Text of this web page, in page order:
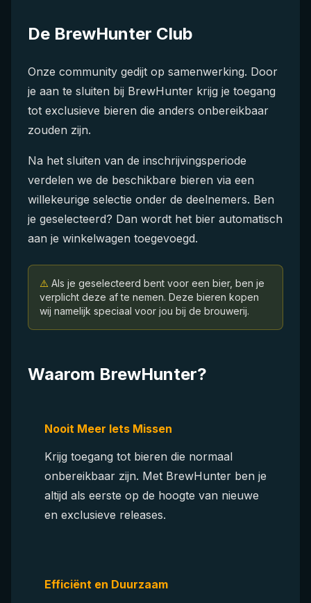
De BrewHunter Club
Onze community gedijt op samenwerking. Door
je aan te sluiten bij BrewHunter krijg je toegang
tot exclusieve bieren die anders onbereikbaar
zouden zijn.
Na het sluiten van de inschrijvingsperiode
verdelen we de beschikbare bieren via een
willekeurige selectie onder de deelnemers. Ben
je geselecteerd? Dan wordt het bier automatisch
aan je winkelwagen toegevoegd.
⚠️ Als je geselecteerd bent voor een bier, ben je
verplicht deze af te nemen. Deze bieren kopen
wij namelijk speciaal voor jou bij de brouwerij.
Waarom BrewHunter?
Nooit Meer Iets Missen
Krijg toegang tot bieren die normaal
onbereikbaar zijn. Met BrewHunter ben je
altijd als eerste op de hoogte van nieuwe
en exclusieve releases.
Efficiënt en Duurzaam